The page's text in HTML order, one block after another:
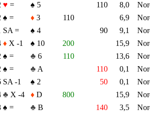
♥ = ♠ 5 110 8,0
♠ = ♦ 3 110 6,9
SA = ♠ 4 90 9,1
♦ X -1 ♠ 10 200 15,9
♠ = ♣ 6 110 13,6
♠ = ♣ A 110 0,1
SA -1 ♠ 2 50 0,1
♣ X -4 ♦ D 800 15,9
♠ = ♣ B 140 3,5